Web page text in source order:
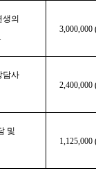
의
3,000,000
담사
2,400,000
및
1,125,000